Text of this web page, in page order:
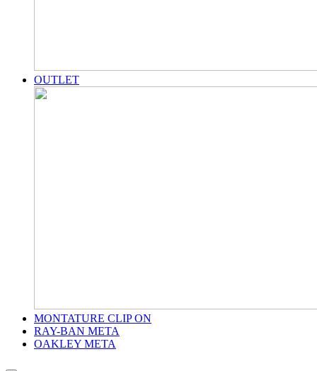
OUTLET
MONTATURE CLIP ON
RAY-BAN META
OAKLEY META